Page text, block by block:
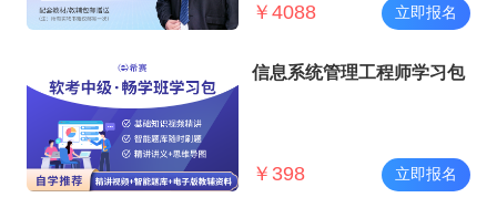
￥ 4088 立即报名
信息系统管理工程师学习包
￥ 398 立即报名